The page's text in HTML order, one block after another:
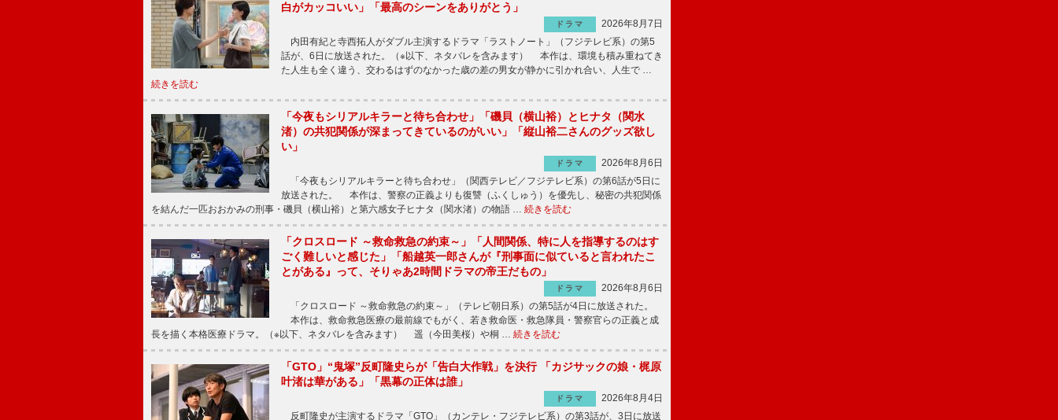
白がカッコいい」「最高のシーンをありがとう」
ドラマ
2026年8月7日
内田有紀と寺西拓人がダブル主演するドラマ「ラストノート」（フジテレビ系）の第5
話が、6日に放送された。（※以下、ネタバレを含みます） 本作は、環境も積み重ねてき
た人生も全く違う、交わるはずのなかった歳の差の男女が静かに引かれ合い、人生で …
続きを読む
「今夜もシリアルキラーと待ち合わせ」「磯貝（横山裕）とヒナタ（関水
渚）の共犯関係が深まってきているのがいい」「縦山裕二さんのグッズ欲し
い」
ドラマ
2026年8月6日
「今夜もシリアルキラーと待ち合わせ」（関西テレビ／フジテレビ系）の第6話が5日に
放送された。 本作は、警察の正義よりも復讐（ふくしゅう）を優先し、秘密の共犯関係
を結んだ一匹おおかみの刑事・磯貝（横山裕）と第六感女子ヒナタ（関水渚）の物語 … 続きを読む
「クロスロード ～救命救急の約束～」「人間関係、特に人を指導するのはす
ごく難しいと感じた」「船越英一郎さんが『刑事面に似ていると言われたこ
とがある』って、そりゃあ2時間ドラマの帝王だもの」
ドラマ
2026年8月6日
「クロスロード ～救命救急の約束～」（テレビ朝日系）の第5話が4日に放送された。
本作は、救命救急医療の最前線でもがく、若き救命医・救急隊員・警察官らの正義と成
長を描く本格医療ドラマ。（※以下、ネタバレを含みます） 遥（今田美桜）や桐 … 続きを読む
「GTO」“鬼塚”反町隆史らが「告白大作戦」を決行 「カジサックの娘・梶原
叶渚は華がある」「黒幕の正体は誰」
ドラマ
2026年8月4日
反町隆史が主演するドラマ「GTO」（カンテレ・フジテレビ系）の第3話が、3日に放送